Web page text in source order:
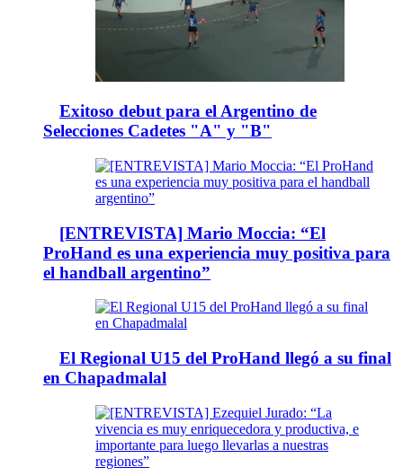
Exitoso debut para el Argentino de
Selecciones Cadetes "A" y "B"
[ENTREVISTA] Mario Moccia: “El
ProHand es una experiencia muy positiva para
el handball argentino”
El Regional U15 del ProHand llegó a su final
en Chapadmalal